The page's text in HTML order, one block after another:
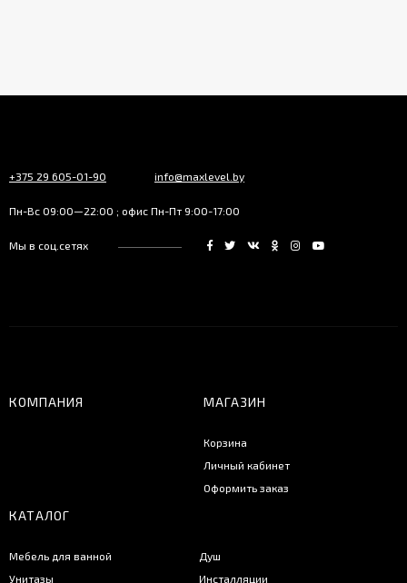
+375 29 605-01-90 info@maxlevel.by
Пн-Вс 09:00—22:00 ; офис Пн-Пт 9:00-17:00
Мы в соц.сетях
КОМПАНИЯ МАГАЗИН
Корзина
Личный кабинет
Оформить заказ
КАТАЛОГ
Мебель для ванной
Унитазы
Душ
Инсталляции